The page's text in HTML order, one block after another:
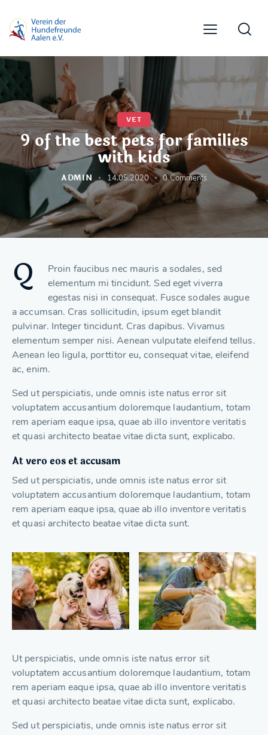
VET
9 of the best pets for families
with kids
ADMIN 14.05.2020 0 Comments
Q
Proin faucibus nec mauris a sodales, sed
elementum mi tincidunt. Sed eget viverra
egestas nisi in consequat. Fusce sodales augue
a accumsan. Cras sollicitudin, ipsum eget blandit
pulvinar. Integer tincidunt. Cras dapibus. Vivamus
elementum semper nisi. Aenean vulputate eleifend tellus.
Aenean leo ligula, porttitor eu, consequat vitae, eleifend
ac, enim.
Sed ut perspiciatis, unde omnis iste natus error sit
voluptatem accusantium doloremque laudantium, totam
rem aperiam eaque ipsa, quae ab illo inventore veritatis
et quasi architecto beatae vitae dicta sunt, explicabo.
At vero eos et accusam
Sed ut perspiciatis, unde omnis iste natus error sit
voluptatem accusantium doloremque laudantium, totam
rem aperiam eaque ipsa, quae ab illo inventore veritatis
et quasi architecto beatae vitae dicta sunt.
Ut perspiciatis, unde omnis iste natus error sit
voluptatem accusantium doloremque laudantium, totam
rem aperiam eaque ipsa, quae ab illo inventore veritatis
et quasi architecto beatae vitae dicta sunt, explicabo.
Sed ut perspiciatis, unde omnis iste natus error sit